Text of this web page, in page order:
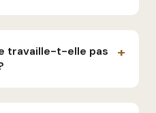
travaille-t-elle pas
+